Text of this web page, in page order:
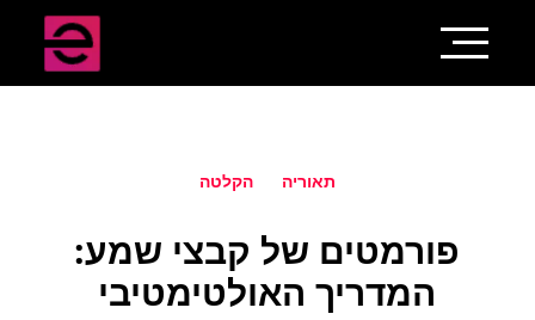
הקלטה תאוריה
פורמטים של קבצי שמע:
המדריך האולטימטיבי